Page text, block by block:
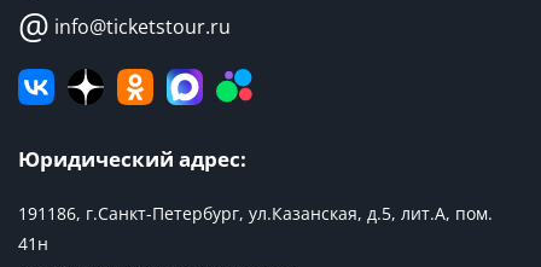
@ info@ticketstour.ru
Юридический адрес:
191186, г.Санкт-Петербург, ул.Казанская, д.5, лит.А, пом.
41н